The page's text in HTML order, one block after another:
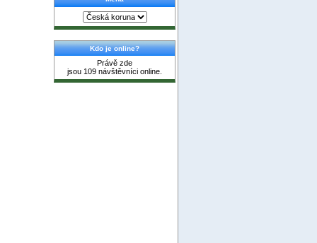
Kdo je online?
Právě zde
jsou 109 návštěvníci online.